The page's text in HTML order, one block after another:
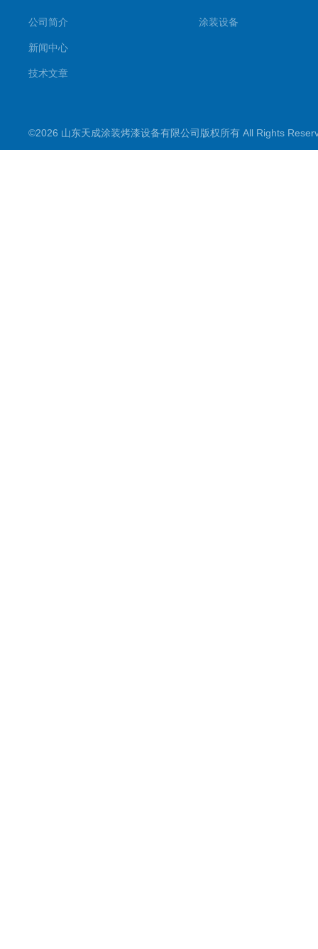
公司简介
新闻中心
技术文章
涂装设备
©2026 山东天成涂装烤漆设备有限公司版权所有 All Rights